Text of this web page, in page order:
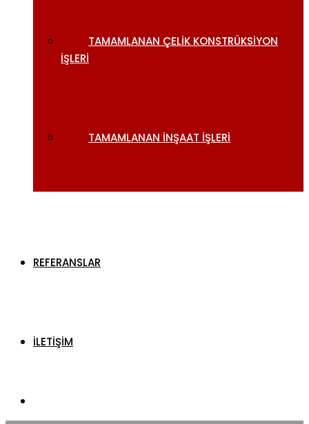
TAMAMLANAN ÇELIK KONSTRÜKSIYON
İŞLERI
TAMAMLANAN İNŞAAT İŞLERI
REFERANSLAR
İLETİŞİM